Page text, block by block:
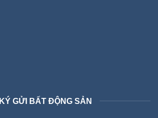
KÝ GỬI BẤT ĐỘNG SẢN